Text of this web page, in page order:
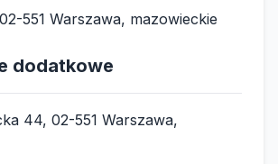
551 Warszawa, mazowieckie
dodatkowe
44, 02-551 Warszawa,